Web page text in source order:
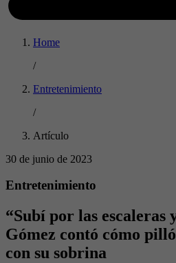
Home
/
Entretenimiento
/
Artículo
30 de junio de 2023
Entretenimiento
“Subí por las escaleras
Gómez contó cómo pilló
con su sobrina